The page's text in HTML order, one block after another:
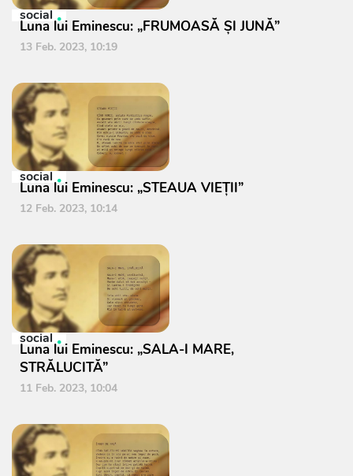
social
Luna lui Eminescu: „FRUMOASĂ ŞI JUNĂ”
13 Feb. 2023, 10:19
social
Luna lui Eminescu: „STEAUA VIEŢII”
12 Feb. 2023, 10:14
social
Luna lui Eminescu: „SALA-I MARE,
STRĂLUCITĂ”
11 Feb. 2023, 10:04